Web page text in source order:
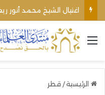
القائمة
الرئيسية/ قطر